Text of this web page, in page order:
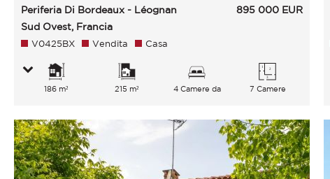
Periferia Di Bordeaux - Léognan
Sud Ovest, Francia
895 000 EUR
V0425BX Vendita Casa
186 m² 215 m²
4 Camere da
7 Camere